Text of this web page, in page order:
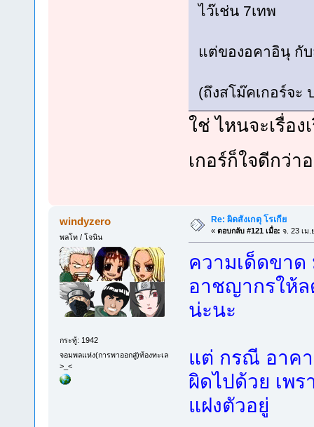
ไว๊เช่น 7เทพ
แต่ของอคาอินุ กั
(ถึงสโม๊คเกอร์จะ
ใช่ ไหนจะเรื่อ
เกอร์ก็ใจดีกว่
windyzero
พลโท / โจนิน
กระทู้: 1942
จอมพลแห่ง(การพาออกสู่)ท้องทะเล
>_<
Re: ผิดสังเกตุ โรเกีย
« ตอบกลับ #121 เมื่อ: จ. 23 เม.
ความเด็ดขา
อาชญากรให้
น่ะนะ
แต่ กรณี อาค
ผิดไปด้วย เพ
แฝงตัวอยู่